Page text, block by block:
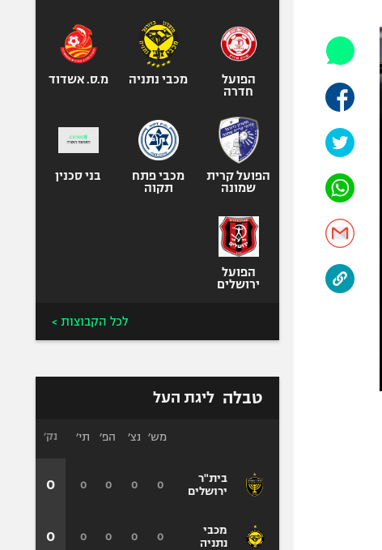
אופניים
ספורט מוטורי
כדורמים
בייסבול MLB
ספורט אתגרי
אומנויות לחימה
הפועל
חדרה
מכבי נתניה מ.ס. אשדוד
הפועל קרית
שמונה
מכבי פתח
תקוה
בני סכנין
הפועל
ירושלים
לכל הקבוצות >
טבלה ליגת העל
בית"ר
ירושלים
מכבי
נתניה
מש׳ נצ׳ הפ׳ תי׳
0
0
0
0
0
0
0
0
נק׳
0
0